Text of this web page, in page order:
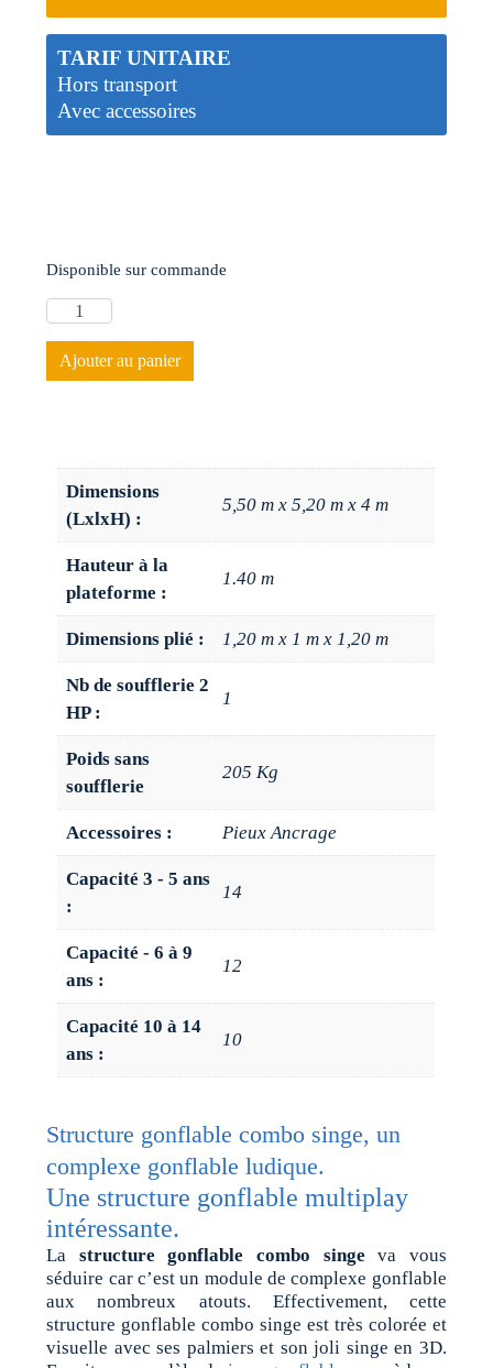
TARIF UNITAIRE
Hors transport
Avec accessoires
Disponible sur commande
Ajouter au panier
Dimensions
(LxlxH) :
5,50 m x 5,20 m x 4 m
Hauteur à la
plateforme :
1.40 m
Dimensions plié : 1,20 m x 1 m x 1,20 m
Nb de soufflerie 2
HP :
1
Poids sans
soufflerie
205 Kg
Accessoires : Pieux Ancrage
Capacité 3 - 5 ans
:
14
Capacité - 6 à 9
ans :
12
Capacité 10 à 14
ans :
10
Structure gonflable combo singe, un
complexe gonflable ludique.
Une structure gonflable multiplay
intéressante.
La structure gonflable combo singe va vous
séduire car c’est un module de complexe gonflable
aux nombreux atouts. Effectivement, cette
structure gonflable combo singe est très colorée et
visuelle avec ses palmiers et son joli singe en 3D.